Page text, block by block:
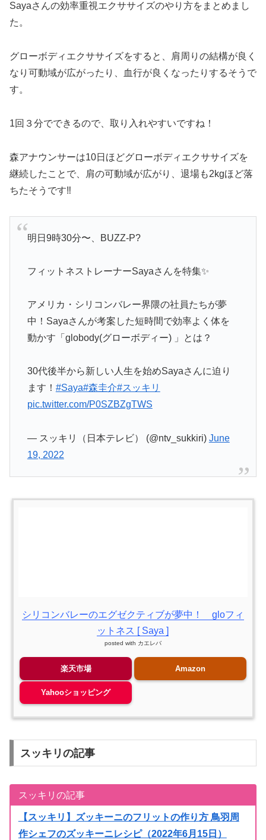
Sayaさんの効率重視エクササイズのやり方をまとめまし
た。
グローボディエクササイズをすると、肩周りの結構が良く
なり可動域が広がったり、血行が良くなったりするそうで
す。
1回３分でできるので、取り入れやすいですね！
森アナウンサーは10日ほどグローボディエクササイズを
継続したことで、肩の可動域が広がり、退場も2kgほど落
ちたそうです‼︎
明日9時30分〜、BUZZ-P?
フィットネストレーナーSayaさんを特集✨
アメリカ・シリコンバレー界隈の社員たちが夢
中！Sayaさんが考案した短時間で効率よく体を
動かす「globody(グローボディー) 」とは？
30代後半から新しい人生を始めSayaさんに迫り
ます！ #Saya#森圭介#スッキリ
pic.twitter.com/P0SZBZgTWS
— スッキリ（日本テレビ） (@ntv_sukkiri) June
19, 2022
シリコンバレーのエグゼクティブが夢中！ gloフィ
ットネス [ Saya ]
posted with カエレバ
楽天市場 Amazon
Yahooショッピング
スッキリの記事
スッキリの記事
【スッキリ】ズッキーニのフリットの作り方 鳥羽周
作シェフのズッキーニレシピ（2022年6月15日）